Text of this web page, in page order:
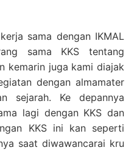
sama dengan IKMAL
sama KKS tentang
kemarin juga kami diajak
dengan almamater
sejarah. Ke depannya
lagi dengan KKS dan
KKS ini kan seperti
saat diwawancarai kru